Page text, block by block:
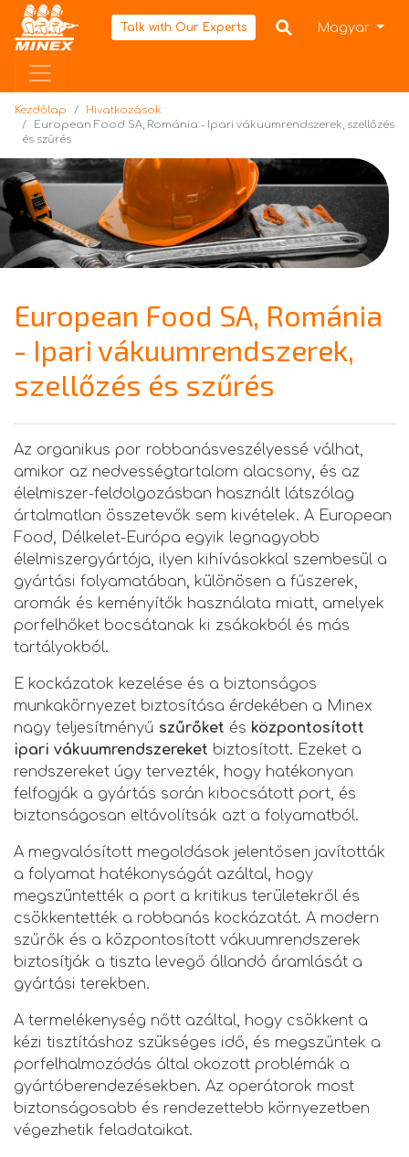
Kezdőlap
Talk with Our Experts Magyar
Kezdőlap
Hivatkozások
European Food SA, Románia - Ipari vákuumrendszerek, szellőzés
és szűrés
European Food SA, Románia
- Ipari vákuumrendszerek,
szellőzés és szűrés
Az organikus por robbanásveszélyessé válhat,
amikor az nedvességtartalom alacsony, és az
élelmiszer-feldolgozásban használt látszólag
ártalmatlan összetevők sem kivételek. A European
Food, Délkelet-Európa egyik legnagyobb
élelmiszergyártója, ilyen kihívásokkal szembesül a
gyártási folyamatában, különösen a fűszerek,
aromák és keményítők használata miatt, amelyek
porfelhőket bocsátanak ki zsákokból és más
tartályokból.
E kockázatok kezelése és a biztonságos
munkakörnyezet biztosítása érdekében a Minex
nagy teljesítményű szűrőket és központosított
ipari vákuumrendszereket biztosított. Ezeket a
rendszereket úgy tervezték, hogy hatékonyan
felfogják a gyártás során kibocsátott port, és
biztonságosan eltávolítsák azt a folyamatból.
A megvalósított megoldások jelentősen javították
a folyamat hatékonyságát azáltal, hogy
megszüntették a port a kritikus területekről és
csökkentették a robbanás kockázatát. A modern
szűrők és a központosított vákuumrendszerek
biztosítják a tiszta levegő állandó áramlását a
gyártási terekben.
A termelékenység nőtt azáltal, hogy csökkent a
kézi tisztításhoz szükséges idő, és megszűntek a
porfelhalmozódás által okozott problémák a
gyártóberendezésekben. Az operátorok most
biztonságosabb és rendezettebb környezetben
végezhetik feladataikat.